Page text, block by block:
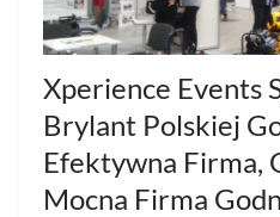
Xperience Events
Brylant Polskiej
Efektywna Firma,
Mocna Firma